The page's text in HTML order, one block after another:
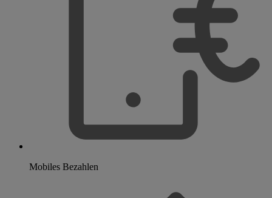
Mobiles Bezahlen